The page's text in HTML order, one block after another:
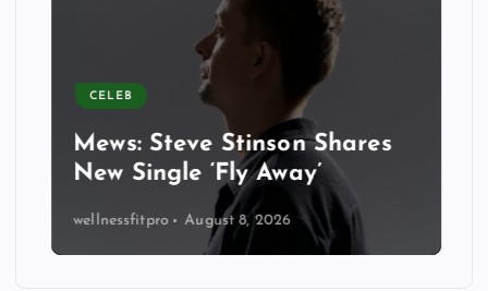
CELEB
Mews: Steve Stinson Shares
New Single ‘Fly Away’
wellnessfitpro August 8, 2026